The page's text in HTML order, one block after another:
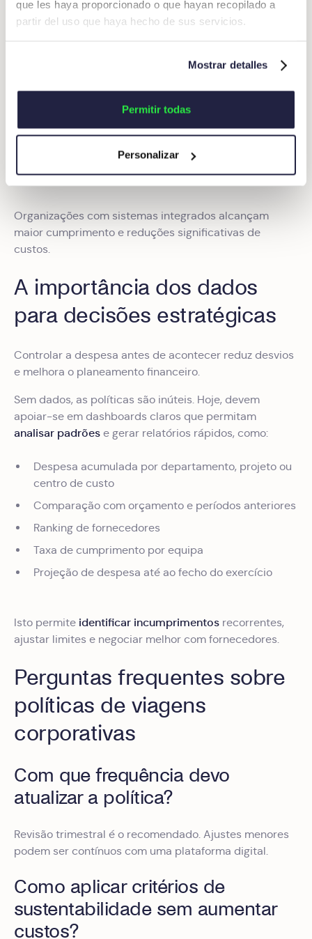
que les haya proporcionado o que hayan recopilado a
partir del uso que haya hecho de sus servicios.
Mostrar detalles
Permitir todas
Personalizar
O risco real surge quando a despesa é identificada
tarde demais.
Bloquear transações não conformes
Organizações com sistemas integrados alcançam
maior cumprimento e reduções significativas de
custos.
A importância dos dados
para decisões estratégicas
Controlar a despesa antes de acontecer reduz desvios
e melhora o planeamento financeiro.
Sem dados, as políticas são inúteis. Hoje, devem
apoiar-se em dashboards claros que permitam
analisar padrões e gerar relatórios rápidos, como:
Despesa acumulada por departamento, projeto ou
centro de custo
Comparação com orçamento e períodos anteriores
Ranking de fornecedores
Taxa de cumprimento por equipa
Projeção de despesa até ao fecho do exercício
Isto permite identificar incumprimentos recorrentes,
ajustar limites e negociar melhor com fornecedores.
Perguntas frequentes sobre
políticas de viagens
corporativas
Com que frequência devo
atualizar a política?
Revisão trimestral é o recomendado. Ajustes menores
podem ser contínuos com uma plataforma digital.
Como aplicar critérios de
sustentabilidade sem aumentar
custos?